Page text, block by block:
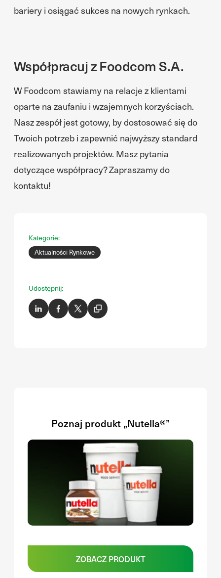
bariery i osiągać sukces na nowych rynkach.
Współpracuj z Foodcom S.A.
W Foodcom stawiamy na relacje z klientami
oparte na zaufaniu i wzajemnych korzyściach.
Nasz zespół jest gotowy, by dostosować się do
Twoich potrzeb i zapewnić najwyższy standard
realizowanych projektów. Masz pytania
dotyczące współpracy? Zapraszamy do
kontaktu!
Kategorie:
Aktualności Rynkowe
Udostępnij:
Poznaj produkt „Nutella®”
ZOBACZ PRODUKT